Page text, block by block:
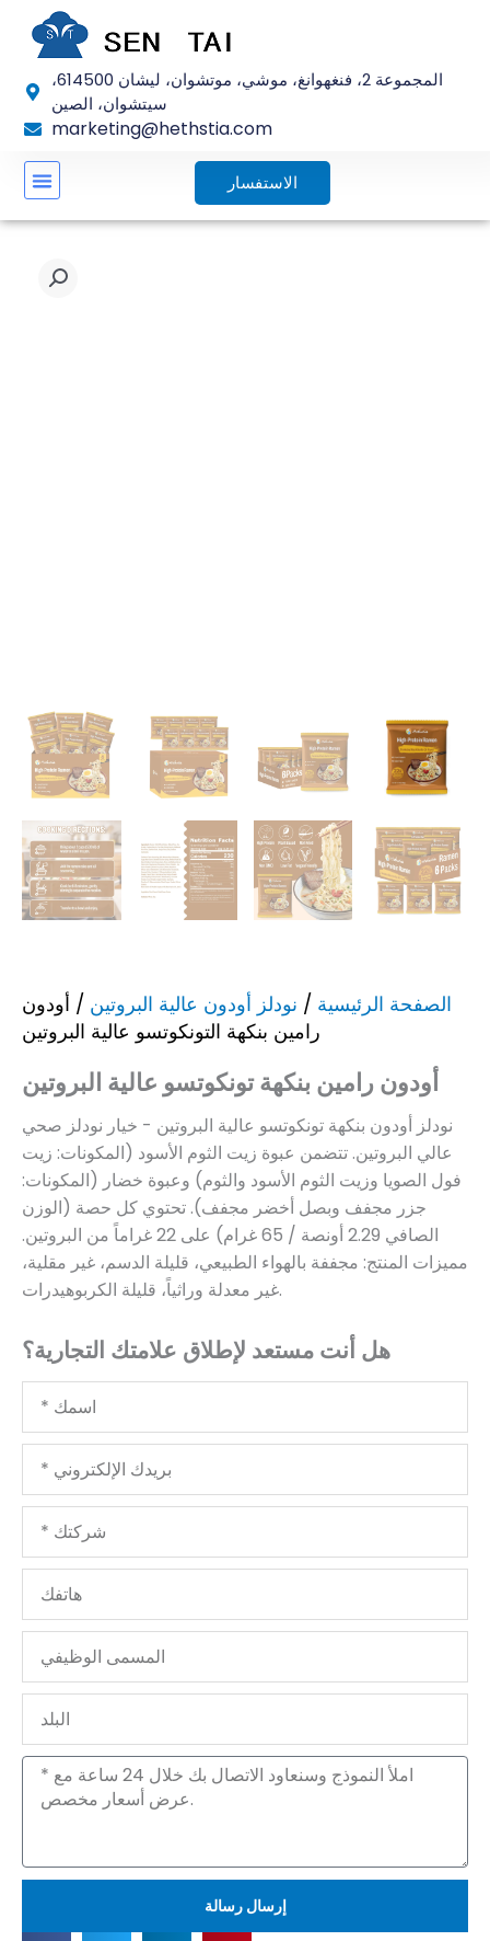
المجموعة 2، فنغهوانغ، موشي، موتشوان، ليشان 614500،
سيتشوان، الصين
marketing@hethstia.com
الاستفسار
الصفحة الرئيسية / نودلز أودون عالية البروتين / أودون
رامين بنكهة التونكوتسو عالية البروتين
أودون رامين بنكهة تونكوتسو عالية البروتين
نودلز أودون بنكهة تونكوتسو عالية البروتين - خيار نودلز صحي
عالي البروتين. تتضمن عبوة زيت الثوم الأسود (المكونات: زيت
فول الصويا وزيت الثوم الأسود والثوم) وعبوة خضار (المكونات:
جزر مجفف وبصل أخضر مجفف). تحتوي كل حصة (الوزن
الصافي 2.29 أونصة / 65 غرام) على 22 غراماً من البروتين.
مميزات المنتج: مجففة بالهواء الطبيعي، قليلة الدسم، غير مقلية،
غير معدلة وراثياً، قليلة الكربوهيدرات.
هل أنت مستعد لإطلاق علامتك التجارية؟
اسمك
بريدك
الإلكتروني
شركتك
هاتفك
المسمى
الوظيفي
الرسالة
إرسال رسالة